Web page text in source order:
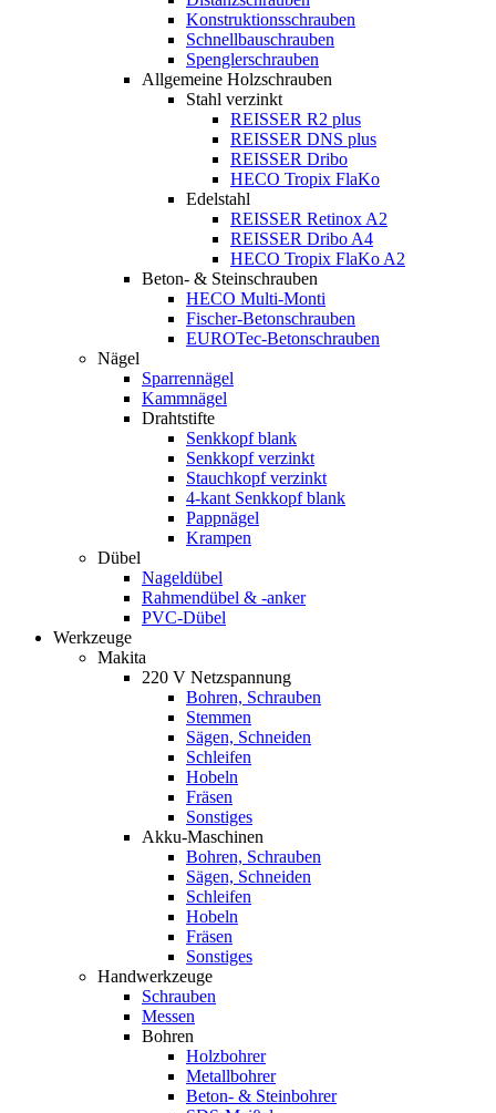
Konstruktionsschrauben
Schnellbauschrauben
Spenglerschrauben
Allgemeine Holzschrauben
Stahl verzinkt
REISSER R2 plus
REISSER DNS plus
REISSER Dribo
HECO Tropix FlaKo
Edelstahl
REISSER Retinox A2
REISSER Dribo A4
HECO Tropix FlaKo A2
Beton- & Steinschrauben
HECO Multi-Monti
Fischer-Betonschrauben
EUROTec-Betonschrauben
Nägel
Sparrennägel
Kammnägel
Drahtstifte
Senkkopf blank
Senkkopf verzinkt
Stauchkopf verzinkt
4-kant Senkkopf blank
Pappnägel
Krampen
Dübel
Nageldübel
Rahmendübel & -anker
PVC-Dübel
Werkzeuge
Makita
220 V Netzspannung
Bohren, Schrauben
Stemmen
Sägen, Schneiden
Schleifen
Hobeln
Fräsen
Sonstiges
Akku-Maschinen
Bohren, Schrauben
Sägen, Schneiden
Schleifen
Hobeln
Fräsen
Sonstiges
Handwerkzeuge
Schrauben
Messen
Bohren
Holzbohrer
Metallbohrer
Beton- & Steinbohrer